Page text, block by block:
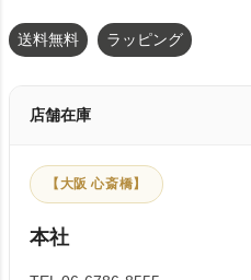
送料無料 ラッピング
店舗在庫
【大阪 心斎橋】
本社